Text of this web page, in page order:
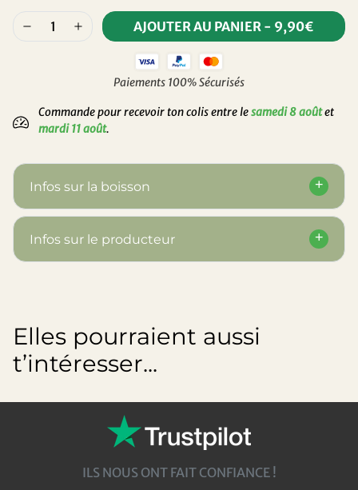
AJOUTER AU PANIER - 9,90€
Paiements 100% Sécurisés
Commande pour recevoir ton colis entre lesamedi 8 aoûtet
mardi 11 août.
Infos sur la boisson
Infos sur le producteur
Elles pourraient aussi
t’intéresser...
ILS NOUS ONT FAIT CONFIANCE !